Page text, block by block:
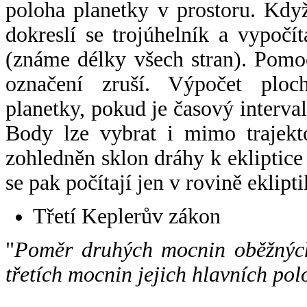
poloha planetky v prostoru.
dokreslí se trojúhelník a
(známe délky všech stran).
označení zruší. Výpočet
planetky, pokud je časový
Body lze vybrat i mimo
zohledněn sklon dráhy k
se pak počítají jen v rovině
Třetí Keplerův zákon
"Poměr druhých mocnin
třetích mocnin jejich hlavních